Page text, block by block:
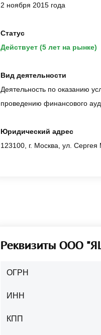
2 ноября 2015 года
Статус
Действует (5 лет на рынке)
Вид деятельности
Деятельность по оказанию
проведению финансового
Юридический адрес
123100, г. Москва, ул.
Реквизиты ООО
ОГРН
ИНН
КПП